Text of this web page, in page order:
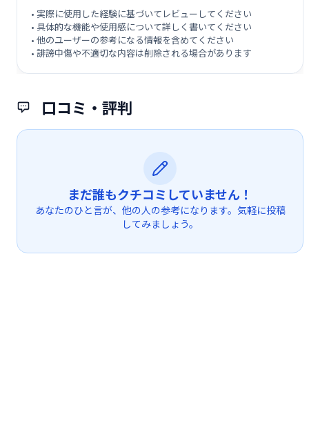
口コミ・評判
まだ誰もクチコミしていません！
あなたのひと言が、他の人の参考になります。気軽に投稿
してみましょう。
• 実際に使用した経験に基づいてレビューしてください
• 具体的な機能や使用感について詳しく書いてください
• 他のユーザーの参考になる情報を含めてください
• 誹謗中傷や不適切な内容は削除される場合があります